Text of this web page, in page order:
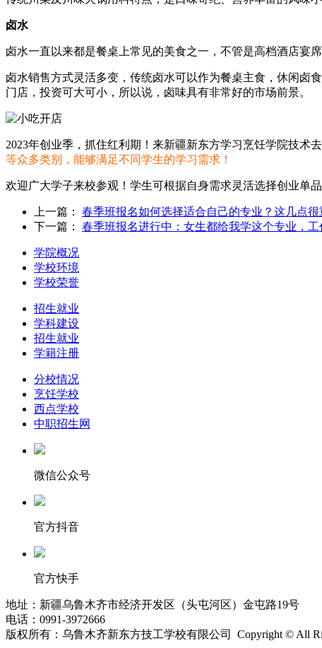
卤水
卤水一直以来都是餐桌上常见的美食之一，不管是高档酒店宴
卤水销售方式灵活多变，传统卤水可以作为餐桌主食，休闲卤
门店，投资可大可小，所以说，卤味具有非常好的市场前景。
2023年创业季，抓住红利期！来新疆新东方学习烹饪学院技术
等众多类别，能够满足不同学生的学习需求！
欢迎广大学子来校参观！学生可根据自身需求灵活选择创业单
上一篇： 春季班报名如何选择适合自己的专业？这几点很
下一篇： 春季班报名进行中：女生都给我学这个专业，工
学院概况
学校环境
学校荣誉
招生就业
学科建设
招生就业
学籍注册
分校情况
烹饪学校
西点学校
中职招生网
微信公众号
官方抖音
官方快手
地址：新疆乌鲁木齐市经济开发区（头屯河区）金屯路19号
电话：0991-3972666
版权所有：乌鲁木齐新东方技工学校有限公司 Copyright © All